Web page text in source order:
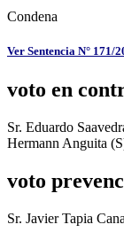
Condena
Ver Sentencia N° 171/
voto en
Sr. Eduardo
Hermann Anguita
voto
Sr. Javier Tapia